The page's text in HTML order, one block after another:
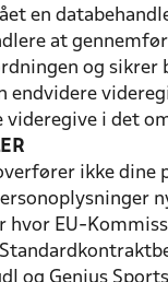
en
at
og
endvidere
videregive i det
ikke
hvor EU-
og Genius